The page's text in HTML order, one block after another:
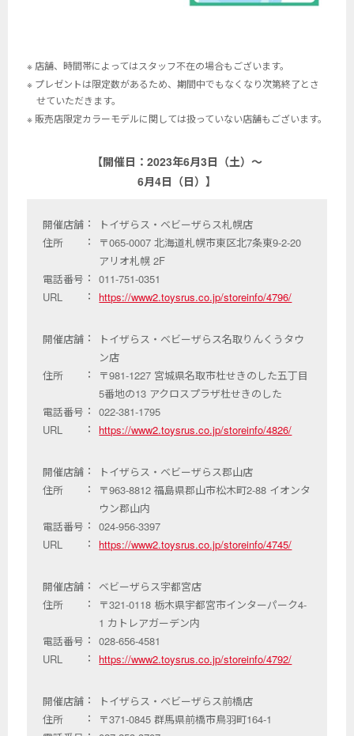
※ 店舗、時間帯によってはスタッフ不在の場合もございます。
※ プレゼントは限定数があるため、期間中でもなくなり次第終了とさ
せていただきます。
※ 販売店限定カラーモデルに関しては扱っていない店舗もございます。
【開催日：2023年6月3日（土）～
6月4日（日）】
開催店舗
トイザらス・ベビーザらス札幌店
住所
〒065-0007 北海道札幌市東区北7条東9-2-20
アリオ札幌 2F
電話番号
011-751-0351
URL
https://www2.toysrus.co.jp/storeinfo/4796/
開催店舗
トイザらス・ベビーザらス名取りんくうタウ
ン店
住所
〒981-1227 宮城県名取市杜せきのした五丁目
5番地の13 アクロスプラザ杜せきのした
電話番号
022-381-1795
URL
https://www2.toysrus.co.jp/storeinfo/4826/
開催店舗
トイザらス・ベビーザらス郡山店
住所
〒963-8812 福島県郡山市松木町2-88 イオンタ
ウン郡山内
電話番号
024-956-3397
URL
https://www2.toysrus.co.jp/storeinfo/4745/
開催店舗
ベビーザらス宇都宮店
住所
〒321-0118 栃木県宇都宮市インターパーク4-
1 カトレアガーデン内
電話番号
028-656-4581
URL
https://www2.toysrus.co.jp/storeinfo/4792/
開催店舗
トイザらス・ベビーザらス前橋店
住所
〒371-0845 群馬県前橋市鳥羽町164-1